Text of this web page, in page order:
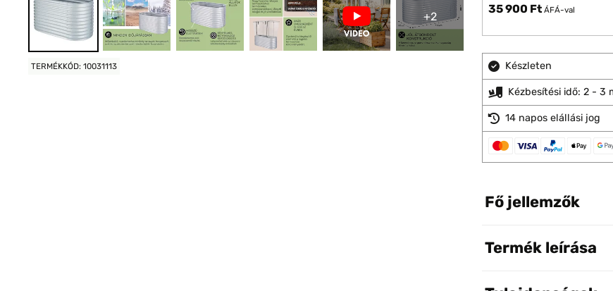
+2
TERMÉKKÓD: 10031113
35 900 Ft ÁFÁ-val
Készleten
Kézbesítési idő: 2 - 3
14 napos elállási jog
Fő jellemzők
Termék leírása